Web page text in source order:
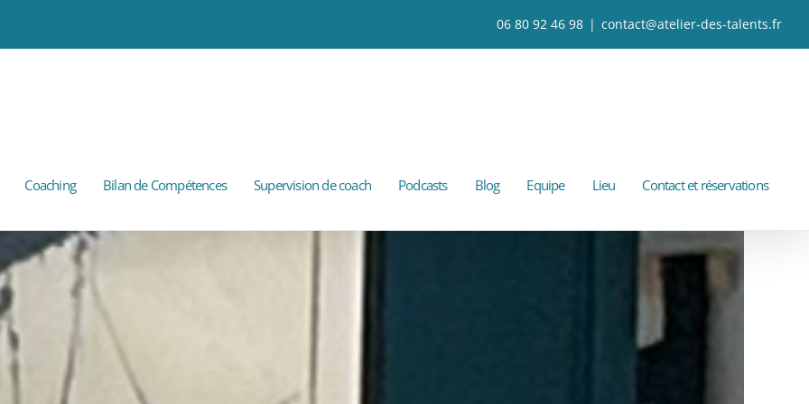
06 80 92 46 98 | contact@atelier-des-talents.fr
Coaching Bilan de Compétences Supervision de coach Podcasts Blog Equipe Lieu Contact et réservations